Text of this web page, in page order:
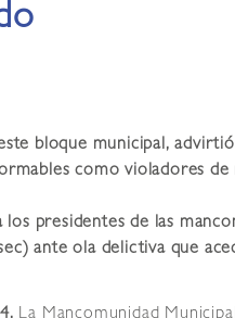
bloque municipal,
como violadores de
presidentes de las
ante ola delictiva que